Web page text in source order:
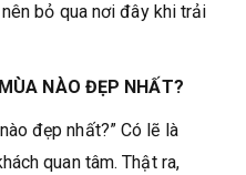
bỏ qua nơi đây khi trải
NÀO ĐẸP NHẤT?
đẹp nhất?” Có lẽ là
quan tâm. Thật ra,